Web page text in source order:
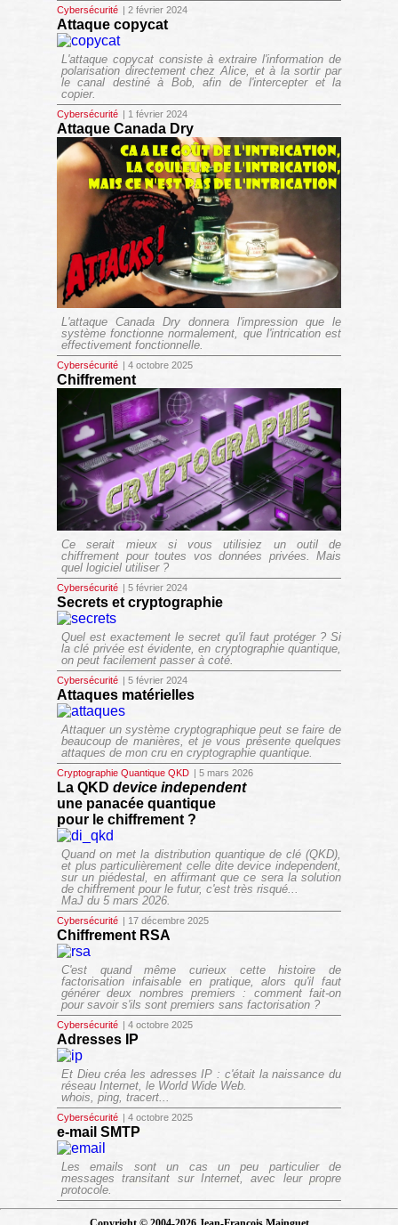
Cybersécurité | 2 février 2024
Attaque copycat
L'attaque copycat consiste à extraire l'information de
polarisation directement chez Alice, et à la sortir par
le canal destiné à Bob, afin de l'intercepter et la
copier.
Cybersécurité | 1 février 2024
Attaque Canada Dry
L'attaque Canada Dry donnera l'impression que le
système fonctionne normalement, que l'intrication est
effectivement fonctionnelle.
Cybersécurité | 4 octobre 2025
Chiffrement
Ce serait mieux si vous utilisiez un outil de
chiffrement pour toutes vos données privées. Mais
quel logiciel utiliser ?
Cybersécurité | 5 février 2024
Secrets et cryptographie
Quel est exactement le secret qu'il faut protéger ? Si
la clé privée est évidente, en cryptographie quantique,
on peut facilement passer à coté.
Cybersécurité | 5 février 2024
Attaques matérielles
Attaquer un système cryptographique peut se faire de
beaucoup de manières, et je vous présente quelques
attaques de mon cru en cryptographie quantique.
Cryptographie Quantique QKD | 5 mars 2026
La QKD device independent
une panacée quantique
pour le chiffrement ?
Quand on met la distribution quantique de clé (QKD),
et plus particulièrement celle ditedevice independent,
sur un piédestal, en affirmant que ce sera la solution
de chiffrement pour le futur, c'est très risqué...
MaJ du 5 mars 2026.
Cybersécurité | 17 décembre 2025
Chiffrement RSA
C'est quand même curieux cette histoire de
factorisation infaisable en pratique, alors qu'il faut
générer deux nombres premiers : comment fait-on
pour savoir s'ils sont premiers sans factorisation ?
Cybersécurité | 4 octobre 2025
Adresses IP
Et Dieu créa les adresses IP : c'était la naissance du
réseau Internet, le World Wide Web.
whois, ping, tracert...
Cybersécurité | 4 octobre 2025
e-mail SMTP
Les emails sont un cas un peu particulier de
messages transitant sur Internet, avec leur propre
protocole.